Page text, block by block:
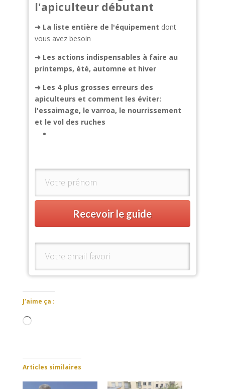
l'apiculteur débutant
➜ La liste entière de l'équipement dont
vous avez besoin
➜Les actions indispensables à faire au
printemps, été, automne et hiver
➜ Les 4 plus grosses erreurs des
apiculteurs et comment les éviter:
l'essaimage, le varroa, le nourrissement
et le vol des ruches
Recevoir le guide
J’aime ça :
Chargement…
Articles similaires